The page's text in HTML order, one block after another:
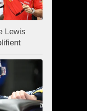
Lewis